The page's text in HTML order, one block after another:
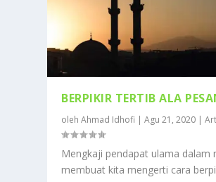
BERPIKIR TERTIB ALA
olehAhmad Idhofi |Agu 21, 2020 |
Mengkaji pendapat ulama dalam
membuat kita mengerti cara